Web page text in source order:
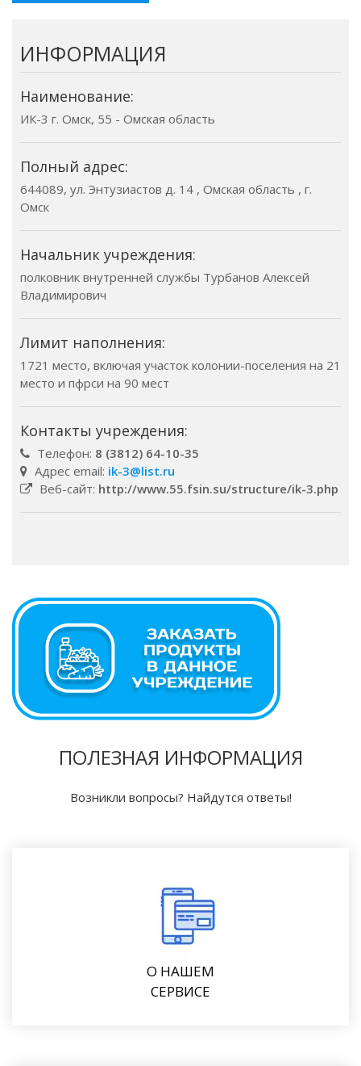
ИНФОРМАЦИЯ
Наименование:
ИК-3 г. Омск, 55 - Омская область
Полный адрес:
644089, ул. Энтузиастов д. 14 , Омская область , г.
Омск
Начальник учреждения:
полковник внутренней службы Турбанов Алексей
Владимирович
Лимит наполнения:
1721 место, включая участок колонии-поселения на 21
место и пфрси на 90 мест
Контакты учреждения:
Телефон: 8 (3812) 64-10-35
Адрес email: ik-3@list.ru
Веб-сайт: http://www.55.fsin.su/structure/ik-3.php
ПОЛЕЗНАЯ ИНФОРМАЦИЯ
Возникли вопросы? Найдутся ответы!
О НАШЕМ
СЕРВИСЕ